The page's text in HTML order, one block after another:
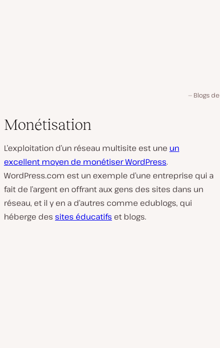
Blogs de
Monétisation
L’exploitation d’un réseau multisite est une un
excellent moyen de monétiser WordPress.
WordPress.com est un exemple d’une entreprise qui a
fait de l’argent en offrant aux gens des sites dans un
réseau, et il y en a d’autres comme edublogs, qui
héberge des sites éducatifs et blogs.